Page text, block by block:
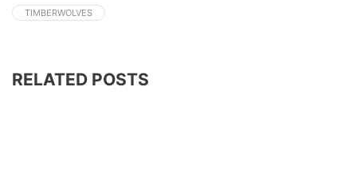
TIMBERWOLVES
RELATED POSTS